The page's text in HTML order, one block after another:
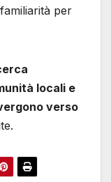
per
locali e
verso